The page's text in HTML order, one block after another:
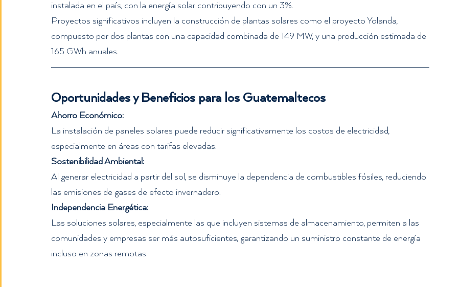
instalada en el país, con la energía solar contribuyendo con un 3%.
Proyectos significativos incluyen la construcción de plantas solares como el proyecto Yolanda,
compuesto por dos plantas con una capacidad combinada de 149 MW, y una producción estimada de
165 GWh anuales.
Oportunidades y Beneficios para los Guatemaltecos
Ahorro Económico:
La instalación de paneles solares puede reducir significativamente los costos de electricidad,
especialmente en áreas con tarifas elevadas.
Sostenibilidad Ambiental:
Al generar electricidad a partir del sol, se disminuye la dependencia de combustibles fósiles, reduciendo
las emisiones de gases de efecto invernadero.
Independencia Energética:
Las soluciones solares, especialmente las que incluyen sistemas de almacenamiento, permiten a las
comunidades y empresas ser más autosuficientes, garantizando un suministro constante de energía
incluso en zonas remotas.